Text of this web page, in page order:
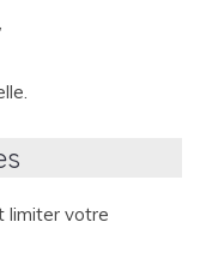
limiter votre